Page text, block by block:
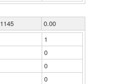
1145
0.00
1
0
0
0